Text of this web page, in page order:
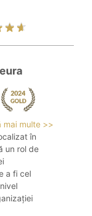
mai multe >>
în
un rol de
a fi cel